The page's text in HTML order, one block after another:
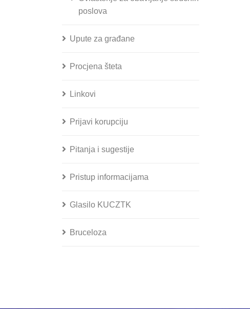
poslova
Upute za građane
Procjena šteta
Linkovi
Prijavi korupciju
Pitanja i sugestije
Pristup informacijama
Glasilo KUCZTK
Bruceloza